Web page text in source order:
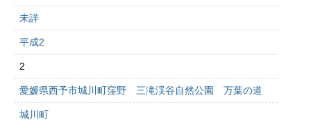
未詳
平成2
2
愛媛県西予市城川町窪野 三滝渓谷自然公園 万葉の道
城川町